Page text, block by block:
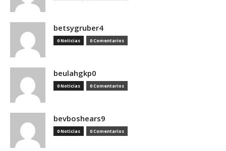
betsygruber4
0 Noticias 0 Comentarios
beulahgkp0
0 Noticias 0 Comentarios
bevboshears9
0 Noticias 0 Comentarios